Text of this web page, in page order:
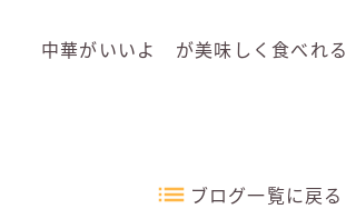
中華がいいよ が美味しく食べれる
ブログ一覧に戻る